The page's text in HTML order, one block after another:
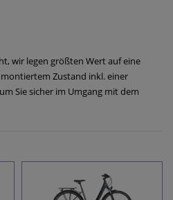
wir legen größten Wert auf eine
Zustand inkl. einer
Sie sicher im Umgang mit dem